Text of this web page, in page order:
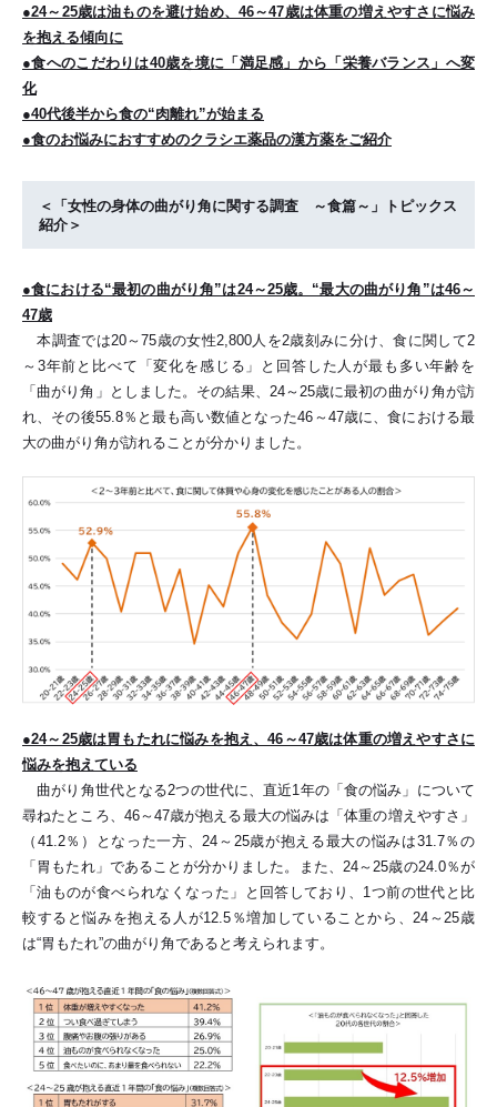
●24～25歳は油ものを避け始め、46～47歳は体重の増えやすさに悩み
を抱える傾向に
●食へのこだわりは40歳を境に「満足感」から「栄養バランス」へ変
化
●40代後半から食の“肉離れ”が始まる
●食のお悩みにおすすめのクラシエ薬品の漢方薬をご紹介
＜「女性の身体の曲がり角に関する調査 ～食篇～」トピックス
紹介＞
●食における“最初の曲がり角”は24～25歳。“最大の曲がり角”は46～
47歳
本調査では20～75歳の女性2,800人を2歳刻みに分け、食に関して2
～3年前と比べて「変化を感じる」と回答した人が最も多い年齢を
「曲がり角」としました。その結果、24～25歳に最初の曲がり角が訪
れ、その後55.8％と最も高い数値となった46～47歳に、食における最
大の曲がり角が訪れることが分かりました。
●24～25歳は胃もたれに悩みを抱え、46～47歳は体重の増えやすさに
悩みを抱えている
曲がり角世代となる2つの世代に、直近1年の「食の悩み」について
尋ねたところ、46～47歳が抱える最大の悩みは「体重の増えやすさ」
（41.2％）となった一方、24～25歳が抱える最大の悩みは31.7％の
「胃もたれ」であることが分かりました。また、24～25歳の24.0％が
「油ものが食べられなくなった」と回答しており、1つ前の世代と比
較すると悩みを抱える人が12.5％増加していることから、24～25歳
は“胃もたれ”の曲がり角であると考えられます。